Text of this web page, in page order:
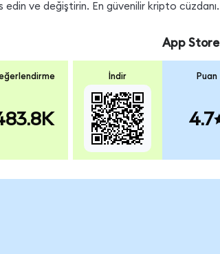
edin ve değiştirin. En güvenilir kripto cüzdanı.
İndir
App Store
Puan
4.7